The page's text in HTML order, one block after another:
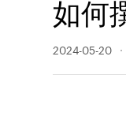
如何
2024-05-20